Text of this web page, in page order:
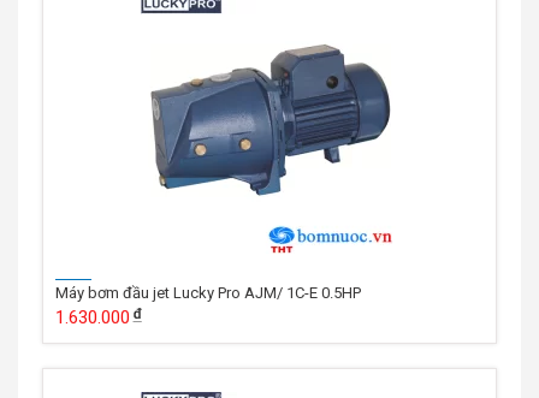
Máy bơm đầu jet Lucky Pro AJM/ 1C-E 0.5HP
1.630.000